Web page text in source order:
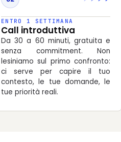
ENTRO 1 SETTIMANA
Call introduttiva
Da 30 a 60 minuti, gratuita e
senza commitment. Non
lesiniamo sul primo confronto:
ci serve per capire il tuo
contesto, le tue domande, le
tue priorità reali.